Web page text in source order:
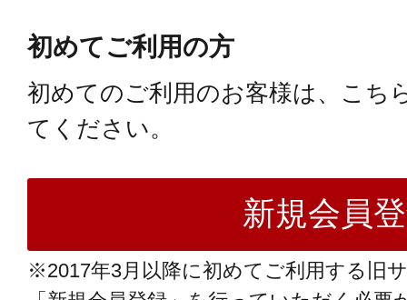
初めてご利用の方
初めてのご利用のお客様は、こち
てください。
※2017年3月以降に初めてご利用する旧